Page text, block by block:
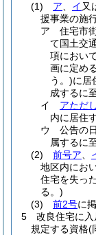
(1)
ア イ 又
援事業の施
ア
住宅市
て国土交
項におい
画に定め
う。)に居
成するに
イ
アただ
内に居住
ウ
公告の
属するに
(2)
前号ア
地区内にお
住宅を失っ
る。)
(3)
前2号に
5
改良住宅に
規定する資格(